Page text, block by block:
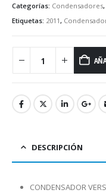
Categorías: Condensadores,
Etiquetas: 2011,
DESCRIPCIÓN
CONDENSADOR